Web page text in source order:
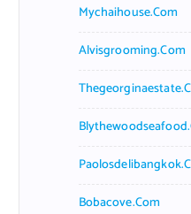
Mychaihouse.com
Alvisgrooming.com
Bobacove.com